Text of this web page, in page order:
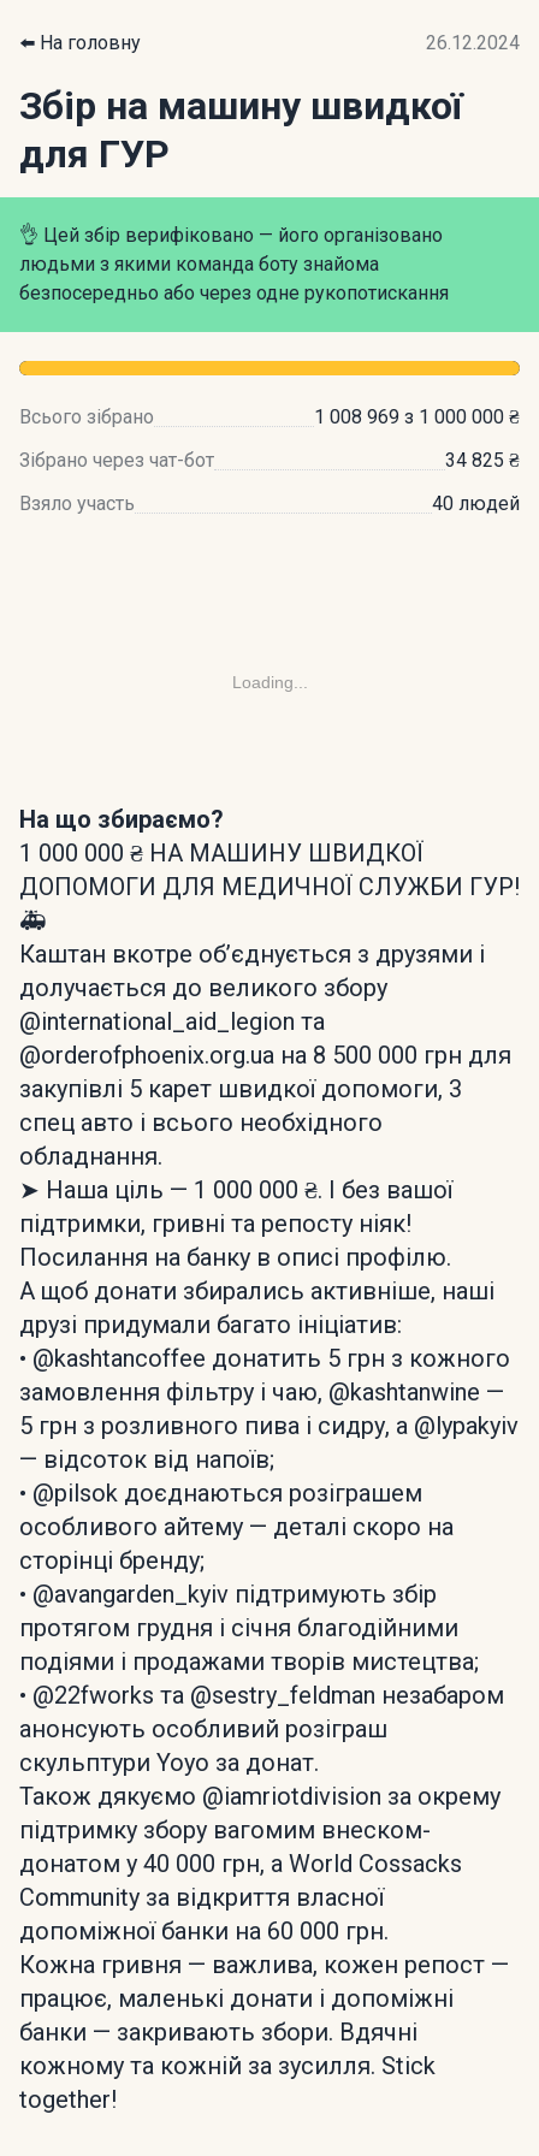
⬅️ На головну 26.12.2024
Збір на машину швидкої
для ГУР
👌 Цей збір верифіковано — його організовано
людьми з якими команда боту знайома
безпосередньо або через одне рукопотискання
Всього зібрано
1 008 969 з 1 000 000 ₴
Зібрано через чат-бот
34 825 ₴
Взяло участь
40 людей
Loading...
На що збираємо?
1 000 000 ₴ НА МАШИНУ ШВИДКОЇ
ДОПОМОГИ ДЛЯ МЕДИЧНОЇ СЛУЖБИ ГУР!
🚑
Каштан вкотре обʼєднується з друзями і
долучається до великого збору
@international_aid_legion та
@orderofphoenix.org.ua на 8 500 000 грн для
закупівлі 5 карет швидкої допомоги, 3
спец авто і всього необхідного
обладнання.
➤ Наша ціль — 1 000 000 ₴. І без вашої
підтримки, гривні та репосту ніяк!
Посилання на банку в описі профілю.
А щоб донати збирались активніше, наші
друзі придумали багато ініціатив:
• @kashtancoffee донатить 5 грн з кожного
замовлення фільтру і чаю, @kashtanwine —
5 грн з розливного пива і сидру, а @lypakyiv
— відсоток від напоїв;
• @pilsok доєднаються розіграшем
особливого айтему — деталі скоро на
сторінці бренду;
• @avangarden_kyiv підтримують збір
протягом грудня і січня благодійними
подіями і продажами творів мистецтва;
• @22fworks та @sestry_feldman незабаром
анонсують особливий розіграш
скульптури Yoyo за донат.
Також дякуємо @iamriotdivision за окрему
підтримку збору вагомим внеском-
донатом у 40 000 грн, а World Cossacks
Community за відкриття власної
допоміжної банки на 60 000 грн.
Кожна гривня — важлива, кожен репост —
працює, маленькі донати і допоміжні
банки — закривають збори. Вдячні
кожному та кожній за зусилля. Stick
together!